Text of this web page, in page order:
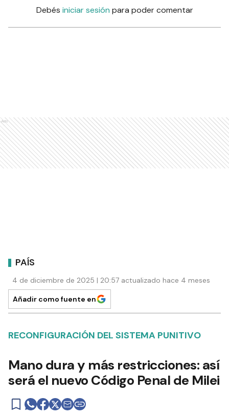
Debés iniciar sesión para poder comentar
Ads
PAÍS
4 de diciembre de 2025 | 20:57 actualizado hace 4 meses
Añadir como fuente en
RECONFIGURACIÓN DEL SISTEMA PUNITIVO
Mano dura y más restricciones: así
será el nuevo Código Penal de Milei